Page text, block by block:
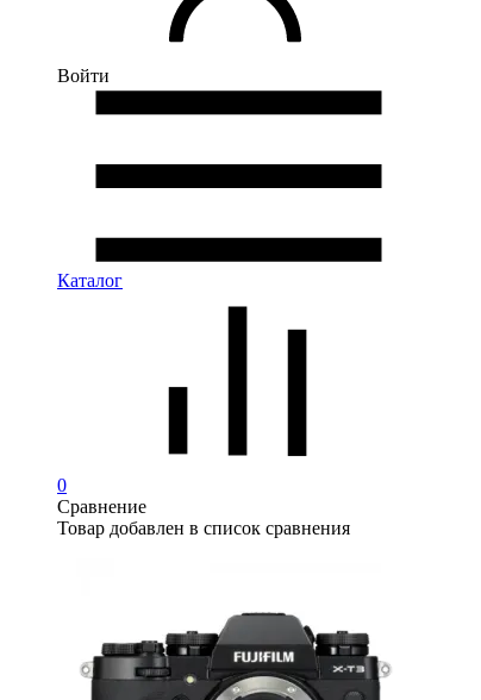
Войти
Каталог
0
Сравнение
Товар добавлен в список сравнения